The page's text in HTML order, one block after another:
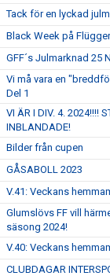
Tack för en lyckad
Black Week på
GFF´s Julmarknad 25
Vi må vara en
Del 1
VI ÄR I DIV. 4. 2024!!!!
INBLANDADE!
Bilder från cupen
GÅSABOLL 2023
V.41: Veckans
Glumslövs FF vill
säsong 2024!
V.40: Veckans
CLUBDAGAR